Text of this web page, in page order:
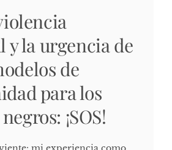
y la urgencia de
de
para los
¡SOS!